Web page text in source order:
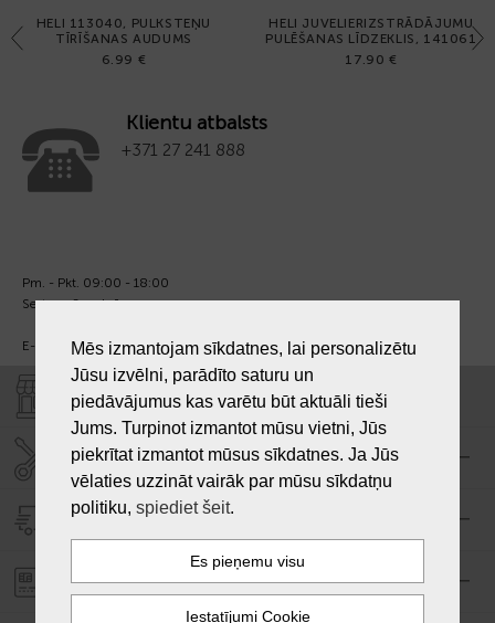
Previous
HELI 113040, PULKSTEŅU
TĪRĪŠANAS AUDUMS
6.99 €
HELI JUVELIERIZSTRĀDĀJUMU
PULĒŠANAS LĪDZEKLIS, 141061
17.90 €
Next
Klientu atbalsts
+371 27 241 888
Pm. - Pkt. 09:00 - 18:00
Sest. un Sv. - brīvs.
E-pasts:info@laiksjewellery.lv
VEIKALI "LAIKS"
SERVISA CENTRS "LAIKS"
PIEGĀDE
PASŪTĪJUMA APMAKSA
Mēs izmantojam sīkdatnes, lai personalizētu
Jūsu izvēlni, parādīto saturu un
piedāvājumus kas varētu būt aktuāli tieši
Jums. Turpinot izmantot mūsu vietni, Jūs
piekrītat izmantot mūsus sīkdatnes. Ja Jūs
vēlaties uzzināt vairāk par mūsu sīkdatņu
politiku, spiediet šeit.